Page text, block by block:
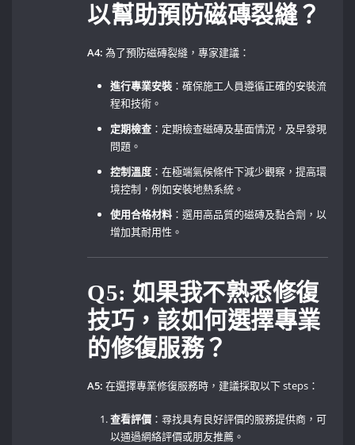
以幫助預防磁磚裂縫？
A4: 為了預防磁磚裂縫，專家建議：
進行專業安裝 ：確保施工人員遵循正確的安裝流
程和技術。 ⁢
定期檢查 ：定期檢查磁磚及基面情況，及早發現
問題。‍ ⁣
控制溫度 ：在極端氣候條件下減少觀察，提高環
境控制，例如安裝地熱系統。
使用合格材料 ：選用高品質的磁磚及黏合劑，以
增加其耐用性。
Q5:‌ 如果我不熟悉修復
技巧，該如何選擇專業
的修復服務？
A5: ⁣在選擇專業修復服務時，建議採取以下 steps：
查看評價 ：尋找具有良好評價的服務提供商，可
以通過網絡評價或朋友推薦。